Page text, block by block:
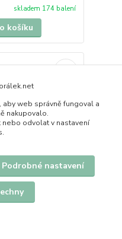
skladem 174 balení
košíku
web správně fungoval a
nakupovalo.
odvolat v nastavení
Podrobné nastavení